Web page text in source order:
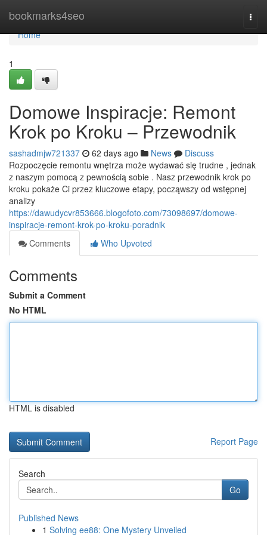
bookmarks4seo
Home
Home
1
Domowe Inspiracje: Remont
Krok po Kroku – Przewodnik
sashadmjw721337 62 days ago News
Discuss
Rozpoczęcie remontu wnętrza może wydawać się trudne , jednak
z naszym pomocą z pewnością sobie . Nasz przewodnik krok po
kroku pokaże Ci przez kluczowe etapy, począwszy od wstępnej
analizy
https://dawudycvr853666.blogofoto.com/73098697/domowe-
inspiracje-remont-krok-po-kroku-poradnik
Comments
Who Upvoted
Comments
Submit a Comment
No HTML
HTML is disabled
Report Page
Search
Go
Published News
1 Solving ee88: One Mystery Unveiled